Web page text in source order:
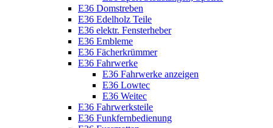
E36 Domstreben
E36 Edelholz Teile
E36 elektr. Fensterheber
E36 Embleme
E36 Fächerkrümmer
E36 Fahrwerke
E36 Fahrwerke anzeigen
E36 Lowtec
E36 Weitec
E36 Fahrwerksteile
E36 Funkfernbedienung